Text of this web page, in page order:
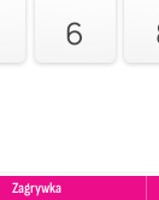
6
Zagrywka